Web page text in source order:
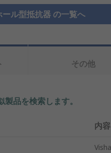
ール型抵抗器 の一覧へ
その他
品を検索します。
内容